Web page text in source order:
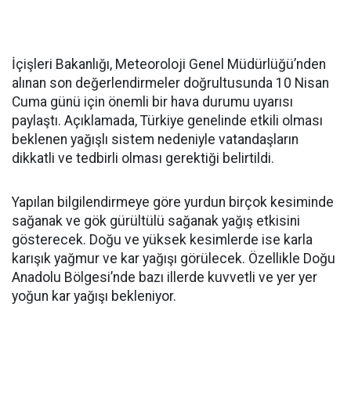
İçişleri Bakanlığı, Meteoroloji Genel Müdürlüğü’nden
alınan son değerlendirmeler doğrultusunda 10 Nisan
Cuma günü için önemli bir hava durumu uyarısı
paylaştı. Açıklamada, Türkiye genelinde etkili olması
beklenen yağışlı sistem nedeniyle vatandaşların
dikkatli ve tedbirli olması gerektiği belirtildi.
Yapılan bilgilendirmeye göre yurdun birçok kesiminde
sağanak ve gök gürültülü sağanak yağış etkisini
gösterecek. Doğu ve yüksek kesimlerde ise karla
karışık yağmur ve kar yağışı görülecek. Özellikle Doğu
Anadolu Bölgesi’nde bazı illerde kuvvetli ve yer yer
yoğun kar yağışı bekleniyor.